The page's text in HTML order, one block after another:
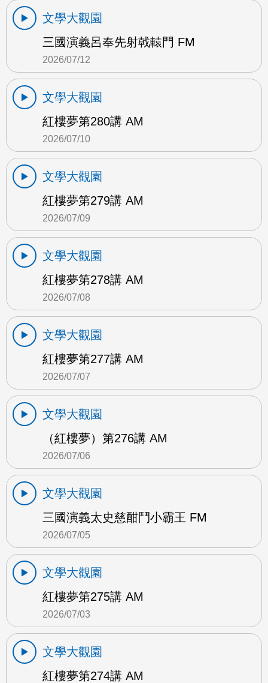
文學大觀園
三國演義呂奉先射戟轅門 FM
2026/07/12
文學大觀園
紅樓夢第280講 AM
2026/07/10
文學大觀園
紅樓夢第279講 AM
2026/07/09
文學大觀園
紅樓夢第278講 AM
2026/07/08
文學大觀園
紅樓夢第277講 AM
2026/07/07
文學大觀園
（紅樓夢）第276講 AM
2026/07/06
文學大觀園
三國演義太史慈酣鬥小霸王 FM
2026/07/05
文學大觀園
紅樓夢第275講 AM
2026/07/03
文學大觀園
紅樓夢第274講 AM